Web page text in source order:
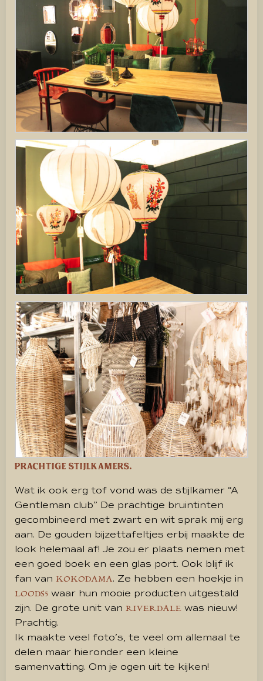
Prachtige stijlkamers.
Wat ik ook erg tof vond was de stijlkamer “A
Gentleman club” De prachtige bruintinten
gecombineerd met zwart en wit sprak mij erg
aan. De gouden bijzettafeltjes erbij maakte de
look helemaal af! Je zou er plaats nemen met
een goed boek en een glas port. Ook blijf ik
fan van KOKODAMA. Ze hebben een hoekje in
LOODS5 waar hun mooie producten uitgestald
zijn. De grote unit van RIVERDALE was nieuw!
Prachtig.
Ik maakte veel foto’s, te veel om allemaal te
delen maar hieronder een kleine
samenvatting. Om je ogen uit te kijken!